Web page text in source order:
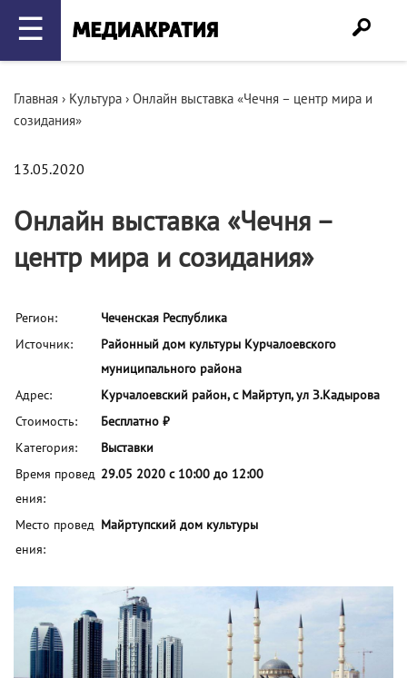
☰
Главная › Культура › Онлайн выставка «Чечня – центр мира и
созидания»
13.05.2020
Онлайн выставка «Чечня –
центр мира и созидания»
Регион:
Чеченская Республика
Источник:
Районный дом культуры Курчалоевского
муниципального района
Адрес:
Курчалоевский район, с Майртуп, ул З.Кадырова
Стоимость:
Бесплатно ₽
Категория:
Выставки
Время провед
ения:
29.05 2020 с 10:00 до 12:00
Место провед
ения:
Майртупский дом культуры